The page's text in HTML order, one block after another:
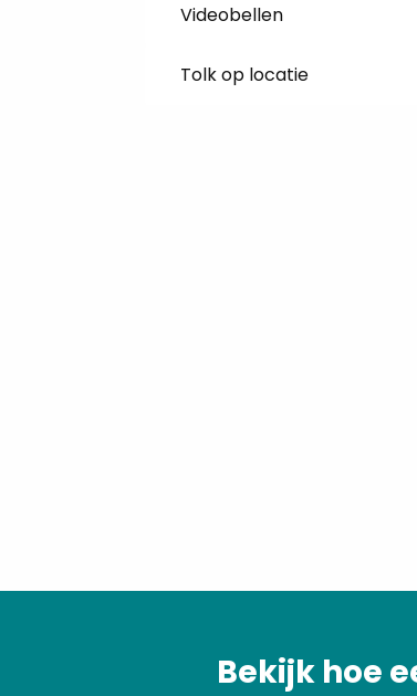
Videobellen
Tolk op locatie
Bekijk hoe